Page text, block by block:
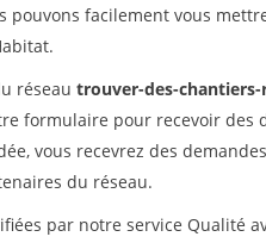
pouvons facilement vous
réseau trouver-des-
formulaire pour recevoir des
vous recevrez des
du réseau.
par notre service Qualité